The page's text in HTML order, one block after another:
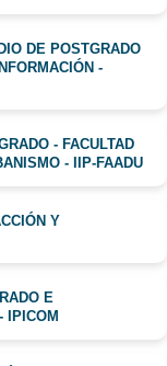
DE POSTGRADO
-
- FACULTAD
- IIP-FAADU
Y
E
IPICOM